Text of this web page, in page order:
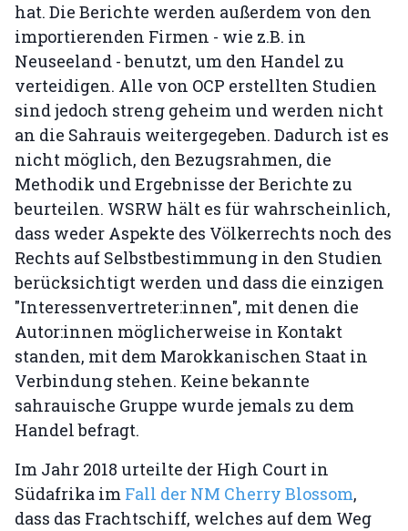
hat. Die Berichte werden außerdem von den
importierenden Firmen - wie z.B. in
Neuseeland - benutzt, um den Handel zu
verteidigen. Alle von OCP erstellten Studien
sind jedoch streng geheim und werden nicht
an die Sahrauis weitergegeben. Dadurch ist es
nicht möglich, den Bezugsrahmen, die
Methodik und Ergebnisse der Berichte zu
beurteilen. WSRW hält es für wahrscheinlich,
dass weder Aspekte des Völkerrechts noch des
Rechts auf Selbstbestimmung in den Studien
berücksichtigt werden und dass die einzigen
"Interessenvertreter:innen", mit denen die
Autor:innen möglicherweise in Kontakt
standen, mit dem Marokkanischen Staat in
Verbindung stehen. Keine bekannte
sahrauische Gruppe wurde jemals zu dem
Handel befragt.
Im Jahr 2018 urteilte der High Court in
Südafrika im Fall der NM Cherry Blossom,
dass das Frachtschiff, welches auf dem Weg